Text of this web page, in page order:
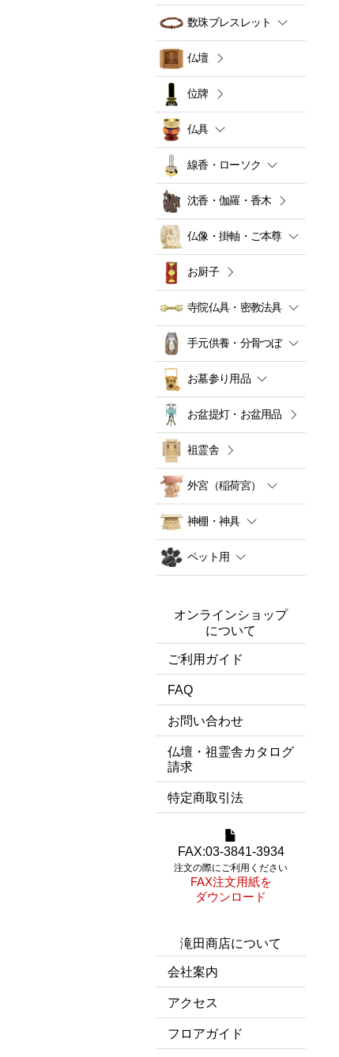
数珠ブレスレット
仏壇
位牌
仏具
線香・ローソク
沈香・伽羅・香木
仏像・掛軸・ご本尊
お厨子
寺院仏具・密教法具
手元供養・分骨つぼ
お墓参り用品
お盆提灯・お盆用品
祖霊舎
外宮（稲荷宮）
神棚・神具
ペット用
オンラインショップ
について
ご利用ガイド
FAQ
お問い合わせ
仏壇・祖霊舎カタログ
請求
特定商取引法
FAX:03-3841-3934
注文の際にご利用ください
FAX注文用紙を
ダウンロード
滝田商店について
会社案内
アクセス
フロアガイド